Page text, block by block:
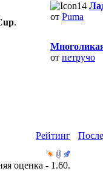
.
от Puma
от петручо
Рейтинг